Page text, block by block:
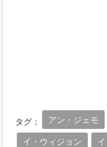
タグ： アン・ジェモ
イ・ウィジョン